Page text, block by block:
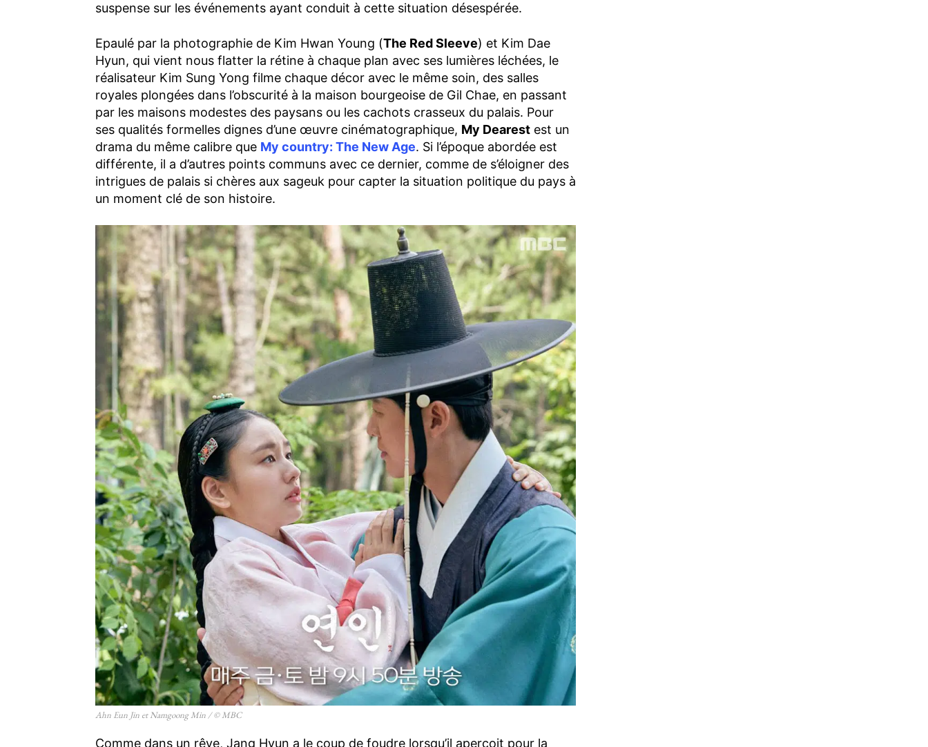
suspense sur les événements ayant conduit à cette situation désespérée.
Epaulé par la photographie de Kim Hwan Young (The Red Sleeve) et Kim Dae
Hyun, qui vient nous flatter la rétine à chaque plan avec ses lumières léchées, le
réalisateur Kim Sung Yong filme chaque décor avec le même soin, des salles
royales plongées dans l’obscurité à la maison bourgeoise de Gil Chae, en passant
par les maisons modestes des paysans ou les cachots crasseux du palais. Pour
ses qualités formelles dignes d’une œuvre cinématographique, My Dearest est un
drama du même calibre que My country: The New Age. Si l’époque abordée est
différente, il a d’autres points communs avec ce dernier, comme de s’éloigner des
intrigues de palais si chères aux sageuk pour capter la situation politique du pays à
un moment clé de son histoire.
Ahn Eun Jin et Namgoong Min / © MBC
Comme dans un rêve, Jang Hyun a le coup de foudre lorsqu’il aperçoit pour la